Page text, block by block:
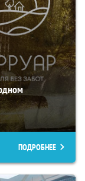
ПОДРОБНЕЕ